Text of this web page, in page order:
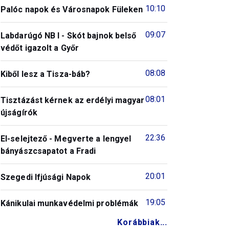
10:10
Palóc napok és Városnapok Füleken
09:07
Labdarúgó NB I - Skót bajnok belső
védőt igazolt a Győr
08:08
Kiből lesz a Tisza-báb?
08:01
Tisztázást kérnek az erdélyi magyar
újságírók
22:36
El-selejtező - Megverte a lengyel
bányászcsapatot a Fradi
20:01
Szegedi Ifjúsági Napok
19:05
Kánikulai munkavédelmi problémák
Korábbiak...